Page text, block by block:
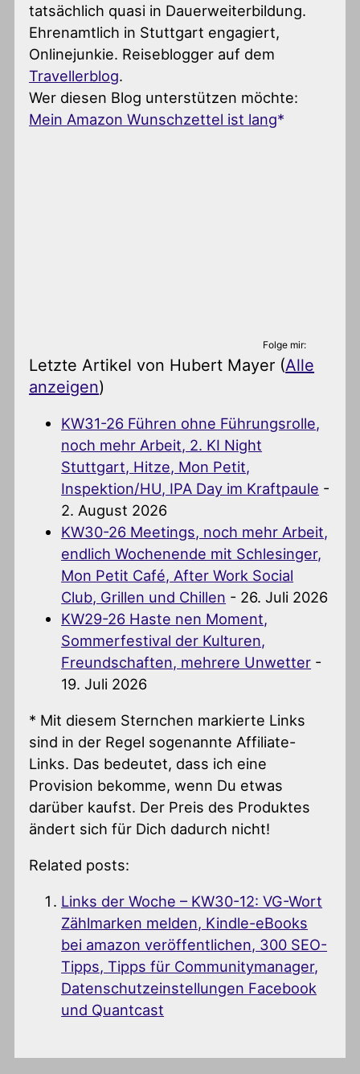
tatsächlich quasi in Dauerweiterbildung.
Ehrenamtlich in Stuttgart engagiert,
Onlinejunkie. Reiseblogger auf dem
Travellerblog.
Wer diesen Blog unterstützen möchte:
Mein Amazon Wunschzettel ist lang
Folge mir:
Letzte Artikel von Hubert Mayer (Alle
anzeigen)
KW31-26 Führen ohne Führungsrolle,
noch mehr Arbeit, 2. KI Night
Stuttgart, Hitze, Mon Petit,
Inspektion/HU, IPA Day im Kraftpaule -
2. August 2026
KW30-26 Meetings, noch mehr Arbeit,
endlich Wochenende mit Schlesinger,
Mon Petit Café, After Work Social
Club, Grillen und Chillen - 26. Juli 2026
KW29-26 Haste nen Moment,
Sommerfestival der Kulturen,
Freundschaften, mehrere Unwetter -
19. Juli 2026
* Mit diesem Sternchen markierte Links
sind in der Regel sogenannte Affiliate-
Links. Das bedeutet, dass ich eine
Provision bekomme, wenn Du etwas
darüber kaufst. Der Preis des Produktes
ändert sich für Dich dadurch nicht!
Related posts:
Links der Woche – KW30-12: VG-Wort
Zählmarken melden, Kindle-eBooks
bei amazon veröffentlichen, 300 SEO-
Tipps, Tipps für Communitymanager,
Datenschutzeinstellungen Facebook
und Quantcast